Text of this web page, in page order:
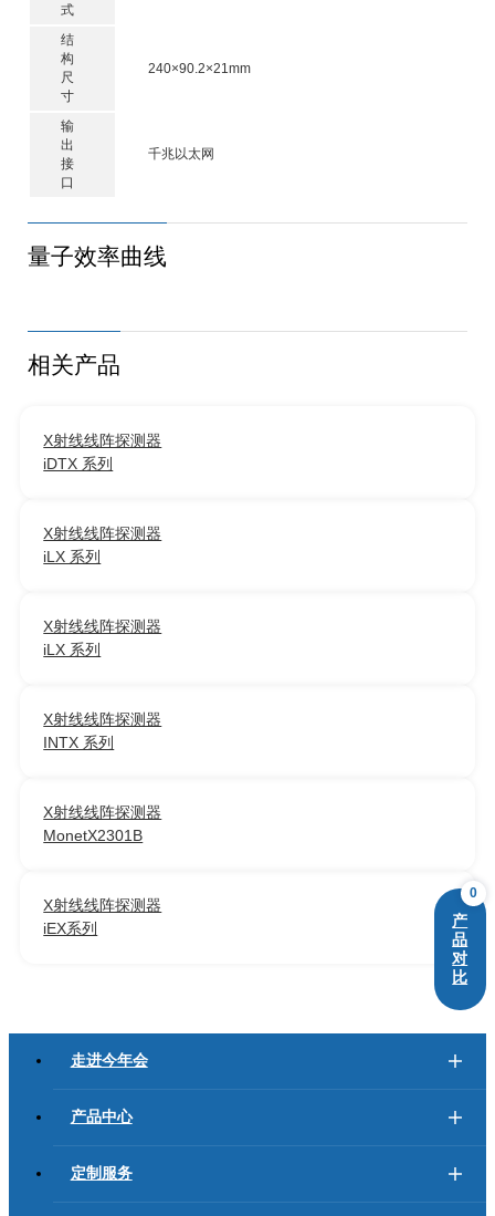
式
结
构
尺
寸
240×90.2×21mm
输
出
接
口
千兆以太网
量子效率曲线
相关产品
X射线线阵探测器
iDTX 系列
X射线线阵探测器
iLX 系列
X射线线阵探测器
iLX 系列
X射线线阵探测器
INTX 系列
X射线线阵探测器
MonetX2301B
X射线线阵探测器
iEX系列
走进今年会
产品中心
定制服务
0
产
品
对
比